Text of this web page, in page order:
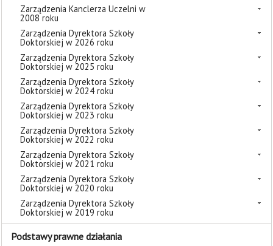
Zarządzenia Kanclerza Uczelni w
2008 roku
Zarządzenia Dyrektora Szkoły
Doktorskiej w 2026 roku
Zarządzenia Dyrektora Szkoły
Doktorskiej w 2025 roku
Zarządzenia Dyrektora Szkoły
Doktorskiej w 2024 roku
Zarządzenia Dyrektora Szkoły
Doktorskiej w 2023 roku
Zarządzenia Dyrektora Szkoły
Doktorskiej w 2022 roku
Zarządzenia Dyrektora Szkoły
Doktorskiej w 2021 roku
Zarządzenia Dyrektora Szkoły
Doktorskiej w 2020 roku
Zarządzenia Dyrektora Szkoły
Doktorskiej w 2019 roku
Podstawy prawne działania